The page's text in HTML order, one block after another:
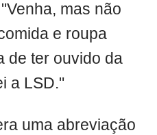
mas não
e roupa
de ter ouvido da
a LSD."
uma abreviação